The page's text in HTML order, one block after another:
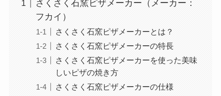
さくさく石窯ピザメーカー（メーカー：
フカイ）
さくさく石窯ピザメーカーとは？
さくさく石窯ピザメーカーの特長
さくさく石窯ピザメーカーを使った美味
しいピザの焼き方
さくさく石窯ピザメーカーの仕様